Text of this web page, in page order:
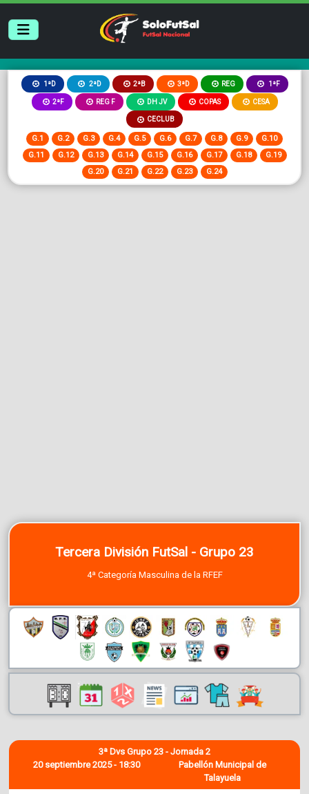
1ªD 2ªD 2ªB 3ªD REG 1ªF
2ªF REG F DH JV COPAS CESA
CECLUB
G.1 G.2 G.3 G.4 G.5 G.6 G.7 G.8 G.9
G.10
G.11
G.12 G.13 G.14 G.15 G.16 G.17 G.18
G.19
G.20
G.21 G.22 G.23 G.24
Tercera División FutSal - Grupo 23
4ª Categoría Masculina de la RFEF
20 septiembre 2025 - 18:30
3ª Dvs Grupo 23 - Jornada 2
Pabellón Municipal de
Talayuela